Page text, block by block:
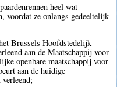
heel wat
voordat ze onlangs gedeeltelijk
Brussels Hoofdstedelijk
aan de Maatschappij voor
openbare maatschappij voor
aan de huidige